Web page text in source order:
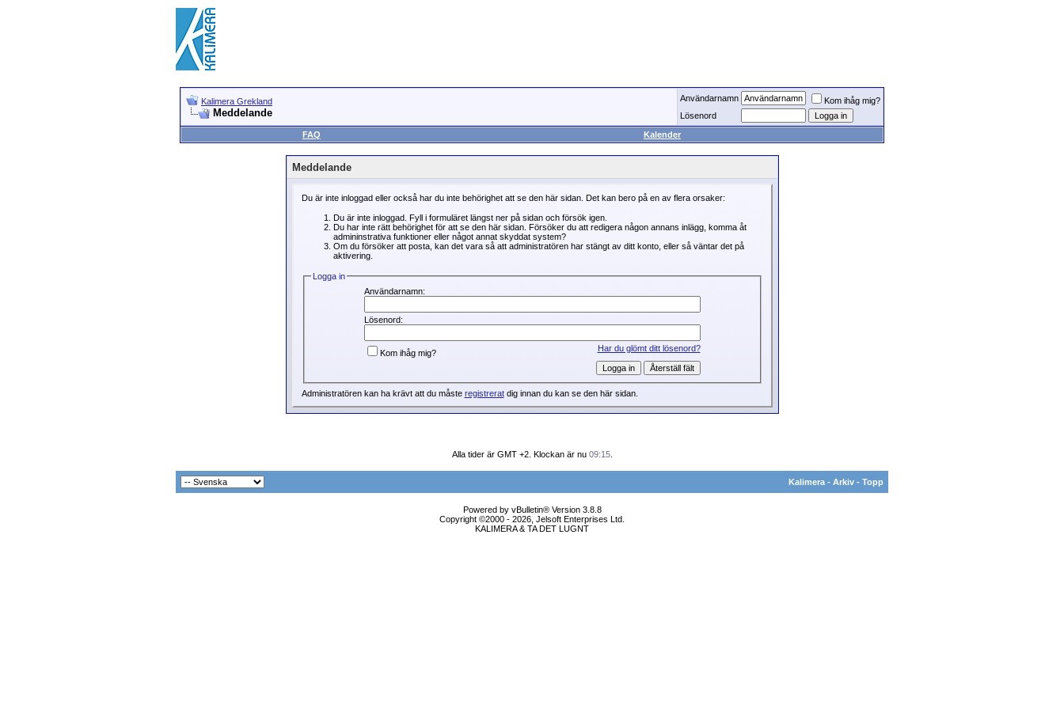
Kalimera Grekland
Meddelande
Användarnamn
Kom ihåg mig?
Lösenord
FAQ
Kalender
Meddelande
Du är inte inloggad eller också har du inte behörighet att se den här sidan. Det kan bero på en av flera orsaker:
Du är inte inloggad. Fyll i formuläret längst ner på sidan och försök igen.
Du har inte rätt behörighet för att se den här sidan. Försöker du att redigera någon annans inlägg, komma åt
admininstrativa funktioner eller något annat skyddat system?
Om du försöker att posta, kan det vara så att administratören har stängt av ditt konto, eller så väntar det på
aktivering.
Logga in
Användarnamn:
Lösenord:
Har du glömt ditt lösenord?
Kom ihåg mig?
Administratören kan ha krävt att du måste registreratdig innan du kan se den här sidan.
Alla tider är GMT +2. Klockan är nu 09:15.
Kalimera - Arkiv - Topp
Powered by vBulletin® Version 3.8.8
Copyright ©2000 - 2026, Jelsoft Enterprises Ltd.
KALIMERA & TA DET LUGNT